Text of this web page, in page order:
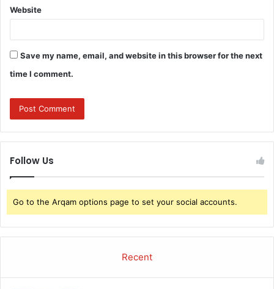
Website
Save my name, email, and website in this browser for the next
time I comment.
Follow Us
Go to the Arqam options page to set your social accounts.
Recent